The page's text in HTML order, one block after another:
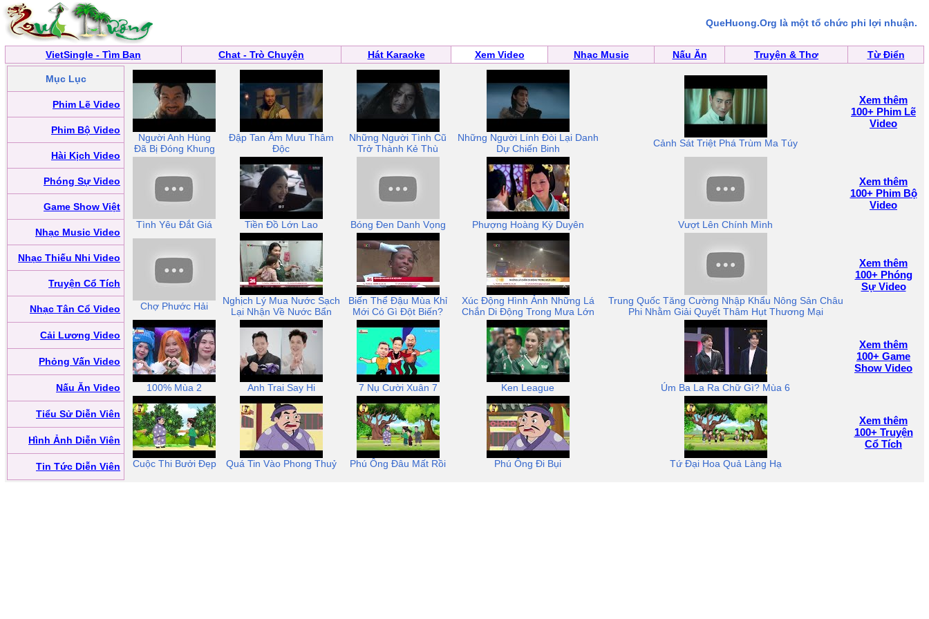
QueHuong.Org là một tổ chức phi lợi nhuận.
VietSingle - Tìm Bạn Chat - Trò Chuyện Hát Karaoke Xem Video Nhạc Music Nấu Ăn Truyện & Thơ Từ Điển
Mục Lục
Phim Lẽ Video
Phim Bộ Video
Hài Kịch Video
Phóng Sự Video
Game Show Việt
Nhạc Music Video
Nhạc Thiếu Nhi Video
Truyện Cổ Tích
Nhạc Tân Cổ Video
Cải Lương Video
Phỏng Vấn Video
Nấu Ăn Video
Tiểu Sử Diễn Viên
Hình Ảnh Diễn Viên
Tin Tức Diễn Viên
Người Anh Hùng
Đã Bị Đóng Khung
Đập Tan Âm Mưu Thâm
Độc
Những Người Tình Cũ
Trở Thành Kẻ Thù
Những Người Lính Đòi Lại Danh
Dự Chiến Binh
Cảnh Sát Triệt Phá Trùm Ma Túy
Xem thêm
100+ Phim Lẽ
Video
Tình Yêu Đắt Giá Tiền Đồ Lớn Lao Bóng Đen Danh Vọng Phượng Hoàng Kỳ Duyên Vượt Lên Chính Mình
Xem thêm
100+ Phim Bộ
Video
Chợ Phước Hải
Nghịch Lý Mua Nước Sạch
Lại Nhận Về Nước Bẩn
Biến Thể Đậu Mùa Khỉ
Mới Có Gì Đột Biến?
Xúc Động Hình Ảnh Những Lá
Chắn Di Động Trong Mưa Lớn
Trung Quốc Tăng Cường Nhập Khẩu Nông Sản Châu
Phi Nhằm Giải Quyết Thâm Hụt Thương Mại
Xem thêm
100+ Phóng
Sự Video
100% Mùa 2 Anh Trai Say Hi 7 Nụ Cười Xuân 7 Ken League Úm Ba La Ra Chữ Gì? Mùa 6
Xem thêm
100+ Game
Show Video
Cuộc Thi Bưởi Đẹp Quá Tin Vào Phong Thuỷ Phú Ông Đâu Mất Rồi Phú Ông Đi Bụi Tứ Đại Hoa Quả Làng Hạ
Xem thêm
100+ Truyện
Cổ Tích